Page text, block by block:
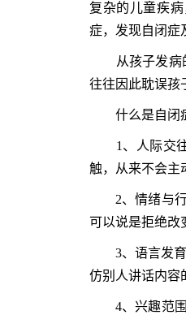
复杂的儿童疾
症，发现自闭症
从孩子发病的
往往因此耽误孩
什么是自闭症
1、人际交往
触，从来不会主
2、情绪与行
可以说是拒绝改
3、语言发育
仿别人讲话内容
4、兴趣范围